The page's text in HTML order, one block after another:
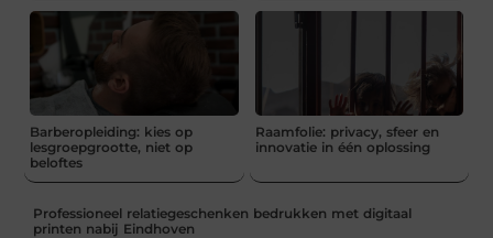
Barberopleiding: kies op
lesgroepgrootte, niet op
beloftes
Raamfolie: privacy, sfeer en
innovatie in één oplossing
Professioneel relatiegeschenken bedrukken met digitaal
printen nabij Eindhoven